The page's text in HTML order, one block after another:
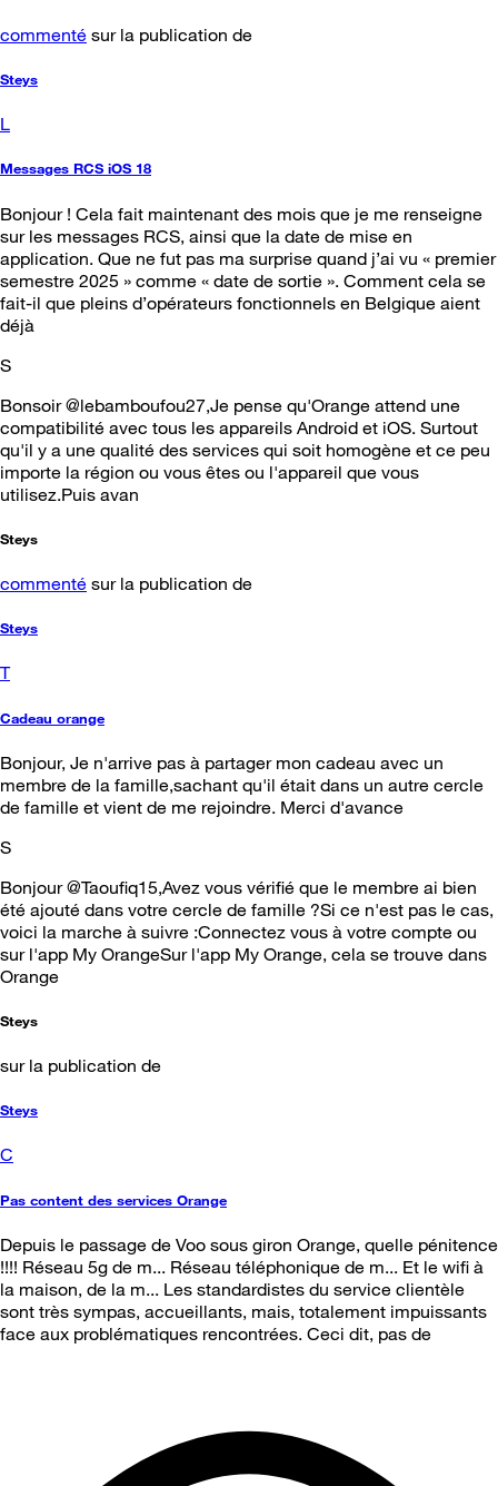
commenté sur la publication de
Steys
L
Messages RCS iOS 18
Bonjour ! Cela fait maintenant des mois que je me renseigne
sur les messages RCS, ainsi que la date de mise en
application. Que ne fut pas ma surprise quand j’ai vu « premier
semestre 2025 » comme « date de sortie ». Comment cela se
fait-il que pleins d’opérateurs fonctionnels en Belgique aient
déjà
S
Bonsoir @lebamboufou27,Je pense qu'Orange attend une
compatibilité avec tous les appareils Android et iOS. Surtout
qu'il y a une qualité des services qui soit homogène et ce peu
importe la région ou vous êtes ou l'appareil que vous
utilisez.Puis avan
Steys
commenté sur la publication de
Steys
T
Cadeau orange
Bonjour, Je n'arrive pas à partager mon cadeau avec un
membre de la famille,sachant qu'il était dans un autre cercle
de famille et vient de me rejoindre. Merci d'avance
S
Bonjour @Taoufiq15,Avez vous vérifié que le membre ai bien
été ajouté dans votre cercle de famille ?Si ce n'est pas le cas,
voici la marche à suivre :Connectez vous à votre compte ou
sur l'app My OrangeSur l'app My Orange, cela se trouve dans
Orange
Steys
sur la publication de
Steys
C
Pas content des services Orange
Depuis le passage de Voo sous giron Orange, quelle pénitence
!!!! Réseau 5g de m... Réseau téléphonique de m... Et le wifi à
la maison, de la m... Les standardistes du service clientèle
sont très sympas, accueillants, mais, totalement impuissants
face aux problématiques rencontrées. Ceci dit, pas de